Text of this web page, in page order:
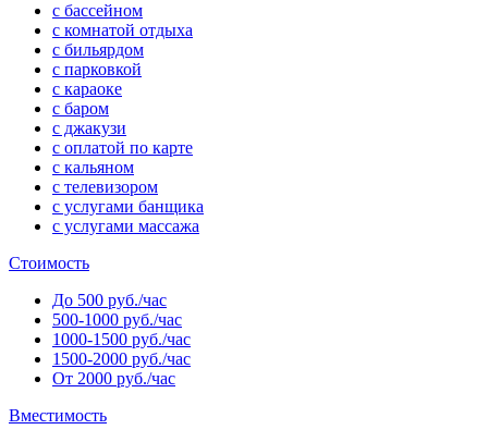
с бассейном
с комнатой отдыха
с бильярдом
с парковкой
с караоке
с баром
с джакузи
с оплатой по карте
с кальяном
с телевизором
с услугами банщика
с услугами массажа
Стоимость
До 500 руб./час
500-1000 руб./час
1000-1500 руб./час
1500-2000 руб./час
От 2000 руб./час
Вместимость